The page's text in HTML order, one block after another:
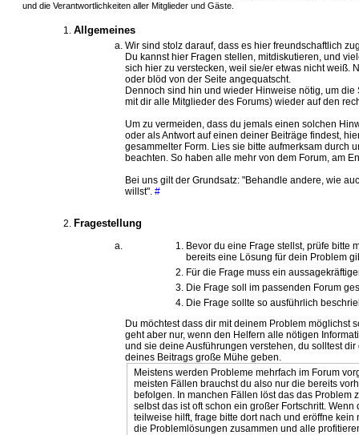
und die Verantwortlichkeiten aller Mitglieder und Gäste.
Allgemeines
Wir sind stolz darauf, dass es hier freundschaftlich
Du kannst hier Fragen stellen, mitdiskutieren, und
sich hier zu verstecken, weil sie/er etwas nicht weiß.
oder blöd von der Seite angequatscht.
Dennoch sind hin und wieder Hinweise nötig, um die
mit dir alle Mitglieder des Forums) wieder auf den
Um zu vermeiden, dass du jemals einen solchen
oder als Antwort auf einen deiner Beiträge findest,
gesammelter Form. Lies sie bitte aufmerksam durch
beachten. So haben alle mehr von dem Forum, am
Bei uns gilt der Grundsatz: "Behandle andere, wie
willst". #
Fragestellung
Bevor du eine Frage stellst, prüfe bitte
bereits eine Lösung für dein Problem
Für die Frage muss ein
Die Frage soll im passenden Forum
Die Frage sollte so ausführlich
Du möchtest dass dir mit deinem Problem möglichst
geht aber nur, wenn den Helfern alle nötigen
und sie deine Ausführungen verstehen, du solltest
deines Beitrags große Mühe geben.
Meistens werden Probleme mehrfach im Forum
meisten Fällen brauchst du also nur die bereits
befolgen. In manchen Fällen löst das das Problem
selbst das ist oft schon ein großer Fortschritt.
teilweise hilft, frage bitte dort nach und eröffne kein
die Problemlösungen zusammen und alle